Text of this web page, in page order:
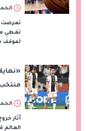
الخميس 22/
تعرضت
لموقف
العالم
الجمعة 02/ديسمبر/
أثار